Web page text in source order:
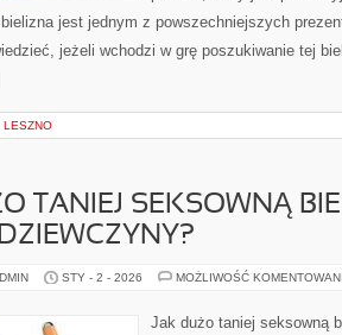
jest jednym z powszechniejszych
jeżeli wchodzi w grę poszukiwanie tej
LESZNO
TANIEJ SEKSOWNĄ
STY - 2 - 2026 MOŻLIWOŚĆ
Jak dużo taniej seksowną